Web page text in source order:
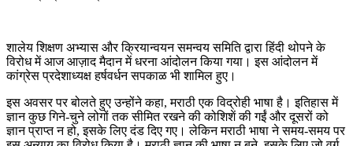
शालेय शिक्षण अभ्यास और क्रियान्वयन समन्वय समिति द्वारा हिंदी थोपने के
विरोध में आज आज़ाद मैदान में धरना आंदोलन किया गया। इस आंदोलन में
कांग्रेस प्रदेशाध्यक्ष हर्षवर्धन सपकाळ भी शामिल हुए।
इस अवसर पर बोलते हुए उन्होंने कहा, मराठी एक विद्रोही भाषा है। इतिहास में
ज्ञान कुछ गिने-चुने लोगों तक सीमित रखने की कोशिशें की गईं और दूसरों को
ज्ञान प्राप्त न हो, इसके लिए दंड दिए गए। लेकिन मराठी भाषा ने समय-समय पर